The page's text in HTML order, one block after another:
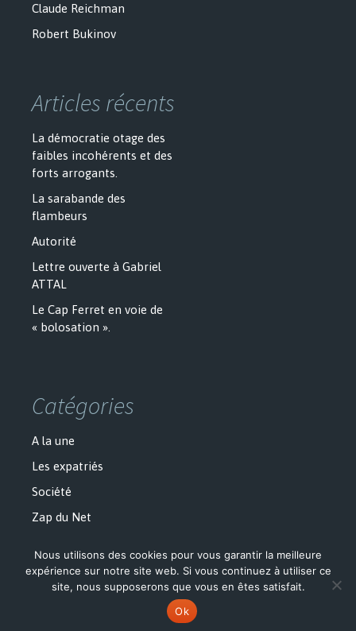
Claude Reichman
Robert Bukinov
Articles récents
La démocratie otage des
faibles incohérents et des
forts arrogants.
La sarabande des
flambeurs
Autorité
Lettre ouverte à Gabriel
ATTAL
Le Cap Ferret en voie de
« bolosation ».
Catégories
A la une
Les expatriés
Société
Zap du Net
Fièrement propulsé par WordPress
Nous utilisons des cookies pour vous garantir la meilleure
expérience sur notre site web. Si vous continuez à utiliser ce
site, nous supposerons que vous en êtes satisfait.
Ok